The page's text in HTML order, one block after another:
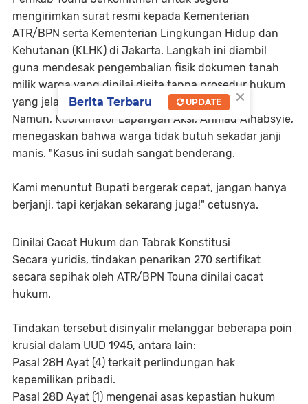
mengirimkan surat resmi kepada Kementerian
ATR/BPN serta Kementerian Lingkungan Hidup dan
Kehutanan (KLHK) di Jakarta. Langkah ini diambil
guna mendesak pengembalian fisik dokumen tanah
milik warga yang dinilai disita tanpa prosedur hukum
yang jelas oleh kepala BPN terdahulu.
Namun, Koordinator Lapangan Aksi, Ahmad Alhabsyie,
menegaskan bahwa warga tidak butuh sekadar janji
manis. "Kasus ini sudah sangat benderang.
Kami menuntut Bupati bergerak cepat, jangan hanya
berjanji, tapi kerjakan sekarang juga!" cetusnya.
Dinilai Cacat Hukum dan Tabrak Konstitusi
Secara yuridis, tindakan penarikan 270 sertifikat
secara sepihak oleh ATR/BPN Touna dinilai cacat
hukum.
Tindakan tersebut disinyalir melanggar beberapa poin
krusial dalam UUD 1945, antara lain:
Pasal 28H Ayat (4) terkait perlindungan hak
kepemilikan pribadi.
Pasal 28D Ayat (1) mengenai asas kepastian hukum
×
Berita Terbaru UPDATE